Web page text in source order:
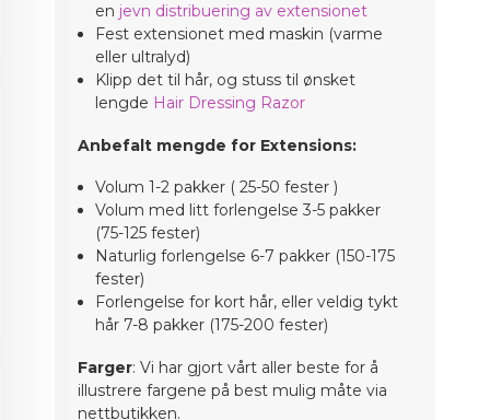
en jevn distribuering av extensionet
Fest extensionet med maskin (varme
eller ultralyd)
Klipp det til hår, og stuss til ønsket
lengde Hair Dressing Razor
Anbefalt mengde for Extensions:
Volum 1-2 pakker ( 25-50 fester )
Volum med litt forlengelse 3-5 pakker
(75-125 fester)
Naturlig forlengelse 6-7 pakker (150-175
fester)
Forlengelse for kort hår, eller veldig tykt
hår 7-8 pakker (175-200 fester)
Farger: Vi har gjort vårt aller beste for å
illustrere fargene på best mulig måte via
nettbutikken.